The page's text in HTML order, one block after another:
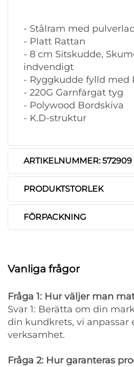
- Stålram med
- Platt Rattan
- 8 cm Sitskudde,
indvendigt
- Ryggkudde fylld med
- 220G Garnfärgat tyg
- Polywood Bordskiva
- K.D-struktur
ARTIKELNUMMER: 572909
PRODUKTSTORLEK
FÖRPACKNING
Vanliga frågor
Fråga 1: Hur väljer man
Svar 1: Berätta om din
din kundkrets, vi anpassar
verksamhet.
Fråga 2: Hur garanteras